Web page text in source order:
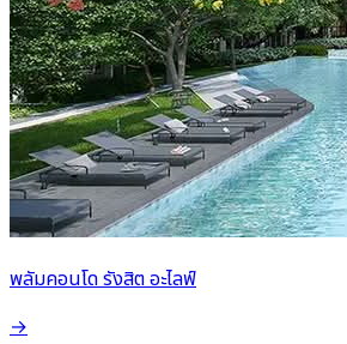
พลัมคอนโด รังสิต อะไลฟ์
→